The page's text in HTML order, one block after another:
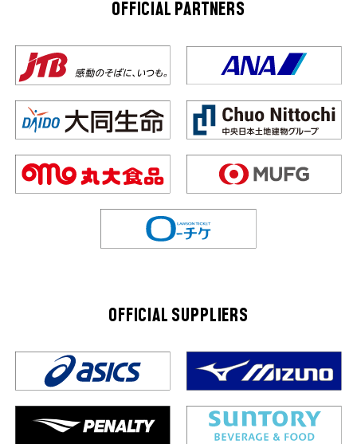
OFFICIAL PARTNERS
OFFICIAL SUPPLIERS